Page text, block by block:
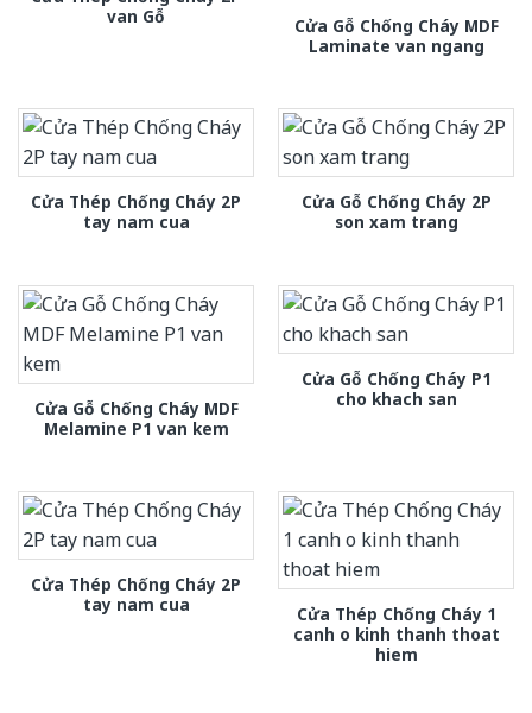
van Gỗ
Cửa Gỗ Chống Cháy MDF
Laminate van ngang
Cửa Thép Chống Cháy 2P
tay nam cua
Cửa Gỗ Chống Cháy 2P
son xam trang
Cửa Gỗ Chống Cháy MDF
Melamine P1 van kem
Cửa Gỗ Chống Cháy P1
cho khach san
Cửa Thép Chống Cháy 2P
tay nam cua
Cửa Thép Chống Cháy 1
canh o kinh thanh thoat
hiem